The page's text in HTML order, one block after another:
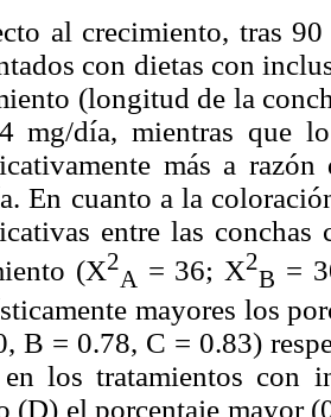
al crecimiento, tras
con dietas con
(longitud de la
mg/día, mientras que
más a
En cuanto a la
entre las
(X2
A = 36; X2
B =
mayores los
B = 0.78, C = 0.83)
los tratamientos con
(D) el porcentaje mayor